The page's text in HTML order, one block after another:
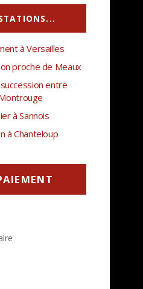
à Versailles
proche de Meaux
entre
à Sannois
à Chanteloup